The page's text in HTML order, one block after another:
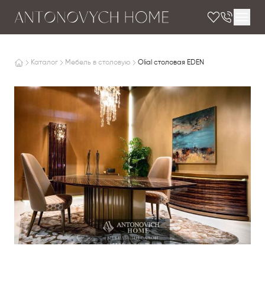
Каталог Мебель в столовую Olial столовая EDEN